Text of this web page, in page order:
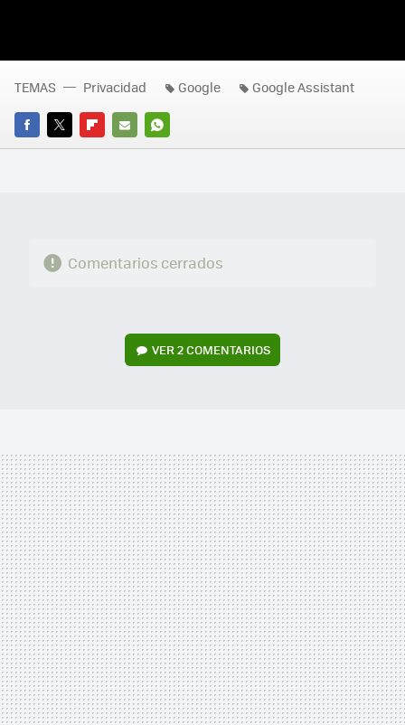
FACEBOOK
TWITTERFLIPBOARD
E-
WHATSAPP
TEMAS Privacidad Google Google Assistant
Comentarios cerrados
VER2 COMENTARIOS